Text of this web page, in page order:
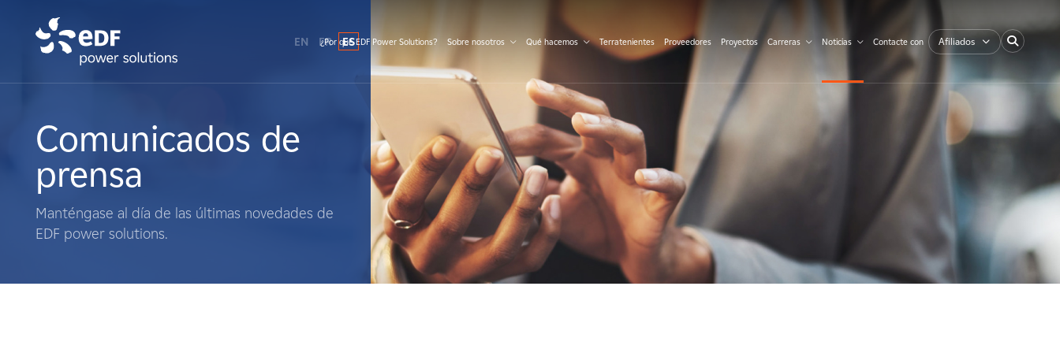
Qué hacemos
Terratenientes
EN FR ES
¿Por qué EDF Power Solutions? Sobre nosotros Qué hacemos Terratenientes Proveedores Proyectos Carreras Noticias Contacte con Afiliados
Comunicados de
prensa
Manténgase al día de las últimas novedades de
EDF power solutions.